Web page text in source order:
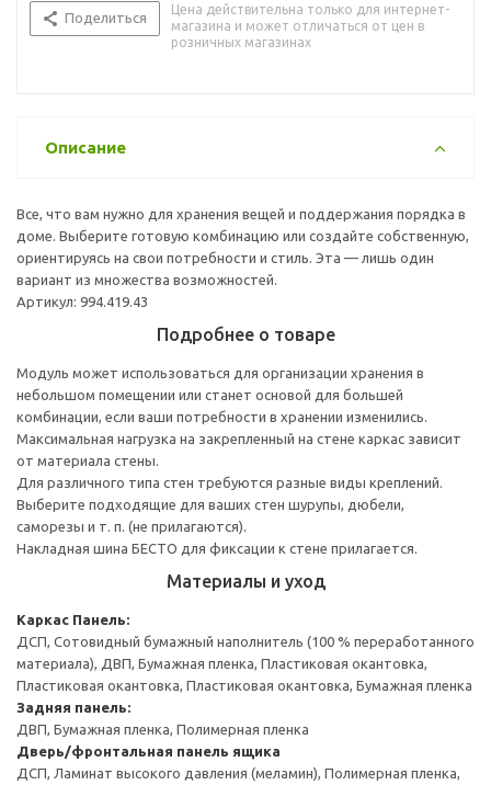
Поделиться
Цена действительна только для интернет-
магазина и может отличаться от цен в
розничных магазинах
Описание
Все, что вам нужно для хранения вещей и поддержания порядка в
доме. Выберите готовую комбинацию или создайте собственную,
ориентируясь на свои потребности и стиль. Эта — лишь один
вариант из множества возможностей.
Артикул: 994.419.43
Подробнее о товаре
Модуль может использоваться для организации хранения в
небольшом помещении или станет основой для большей
комбинации, если ваши потребности в хранении изменились.
Максимальная нагрузка на закрепленный на стене каркас зависит
от материала стены.
Для различного типа стен требуются разные виды креплений.
Выберите подходящие для ваших стен шурупы, дюбели,
саморезы и т. п. (не прилагаются).
Накладная шина БЕСТО для фиксации к стене прилагается.
Материалы и уход
Каркас Панель:
ДСП, Сотовидный бумажный наполнитель (100 % переработанного
материала), ДВП, Бумажная пленка, Пластиковая окантовка,
Пластиковая окантовка, Пластиковая окантовка, Бумажная пленка
Задняя панель:
ДВП, Бумажная пленка, Полимерная пленка
Дверь/фронтальная панель ящика
ДСП, Ламинат высокого давления (меламин), Полимерная пленка,